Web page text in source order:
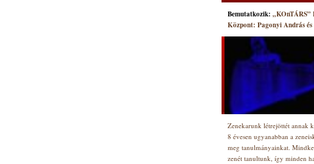
Bemutatkozik: „KOnTÁRS”
Központ: Pagonyi András és
Zenekarunk létrejöttét annak
8 évesen ugyanabban a
meg tanulmányainkat.
zenét tanultunk, így minden